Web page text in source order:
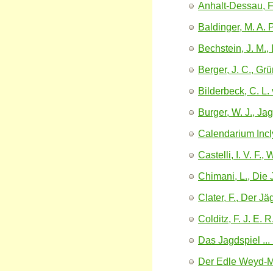
Anhalt-Dessau,
Baldinger, M. A.
Bechstein, J.
Berger, J. C.,
Bilderbeck, C. L.
Burger, W. J.,
Calendarium
Castelli, I. V. F.,
Chimani, L., Die
Clater, F., Der
Colditz, F. J. E.
Das Jagdspiel
Der Edle Weyd-